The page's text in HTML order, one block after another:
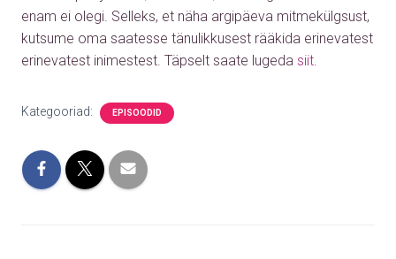
enam ei olegi. Selleks, et näha argipäeva mitmekülgsust,
kutsume oma saatesse tänulikkusest rääkida erinevatest
erinevatest inimestest. Täpselt saate lugeda siit.
Kategooriad: EPISOODID